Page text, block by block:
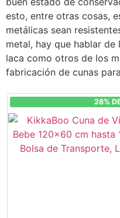
esto, entre otras cosas,
metálicas sean
metal, hay que hablar
laca como otros de los
fabricación de cunas
28%